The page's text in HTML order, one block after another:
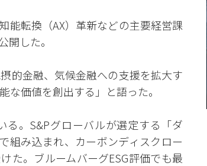
能転換（AX）革新などの主要経営課
した。
的金融、気候金融への支援を拡大す
価値を創出する」と語った。
る。S&Pグローバルが選定する「ダ
組み込まれ、カーボンディスクロー
た。ブルームバーグESG評価でも最